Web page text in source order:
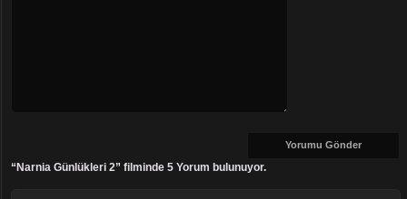
“Narnia Günlükleri 2” filminde 5 Yorum bulunuyor.